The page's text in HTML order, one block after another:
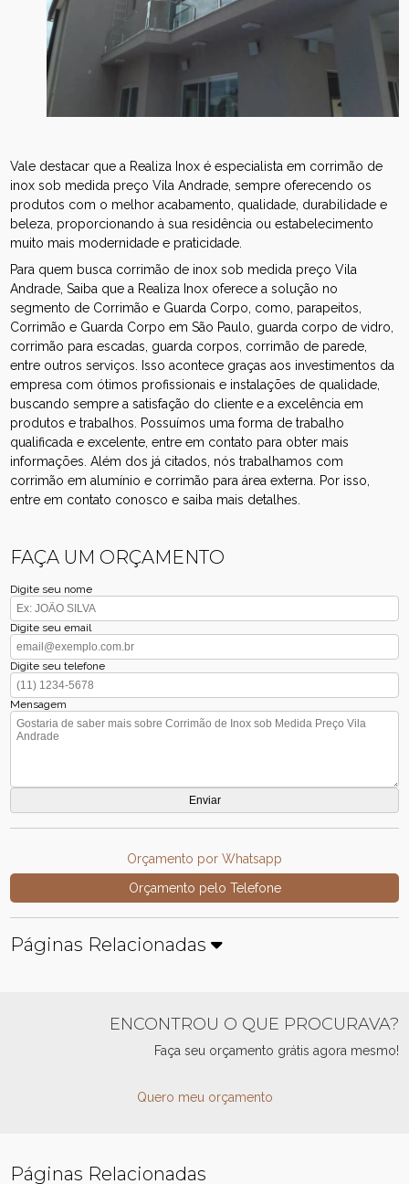
Vale destacar que a Realiza Inox é especialista em corrimão de
inox sob medida preço Vila Andrade, sempre oferecendo os
produtos com o melhor acabamento, qualidade, durabilidade e
beleza, proporcionando à sua residência ou estabelecimento
muito mais modernidade e praticidade.
Para quem busca corrimão de inox sob medida preço Vila
Andrade, Saiba que a Realiza Inox oferece a solução no
segmento de Corrimão e Guarda Corpo, como, parapeitos,
Corrimão e Guarda Corpo em São Paulo, guarda corpo de vidro,
corrimão para escadas, guarda corpos, corrimão de parede,
entre outros serviços. Isso acontece graças aos investimentos da
empresa com ótimos profissionais e instalações de qualidade,
buscando sempre a satisfação do cliente e a excelência em
produtos e trabalhos. Possuímos uma forma de trabalho
qualificada e excelente, entre em contato para obter mais
informações. Além dos já citados, nós trabalhamos com
corrimão em alumínio e corrimão para área externa. Por isso,
entre em contato conosco e saiba mais detalhes.
FAÇA UM ORÇAMENTO
Digite seu nome
Digite seu email
Digite seu telefone
Mensagem
Orçamento por Whatsapp
Orçamento pelo Telefone
Páginas Relacionadas
ENCONTROU O QUE PROCURAVA?
Faça seu orçamento grátis agora mesmo!
Quero meu orçamento
Páginas Relacionadas